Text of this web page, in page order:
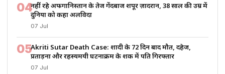
04नहीं रहे अफगानिस्तान के तेज गेंदबाज शपूर ज़ादरान, 38 साल की उम्र में
दुनिया को कहा अलविदा
07 Jul
05Akriti Sutar Death Case: शादी के 72 दिन बाद मौत, दहेज,
प्रताड़ना और रहस्यमयी घटनाक्रम के शक में पति गिरफ्तार
07 Jul